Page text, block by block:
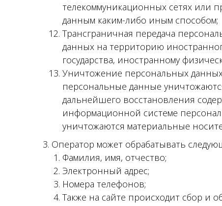
телекоммуникационных сетях или
данным каким-либо иным способом;
Трансграничная передача
данных на территорию
государства, иностранному
Уничтожение персональных
персональные данные
дальнейшего восстановления
информационной системе
уничтожаются материальные
3. Оператор может обрабатывать
Фамилия, имя, отчество;
Электронный адрес;
Номера телефонов;
Также на сайте происходит сбор и